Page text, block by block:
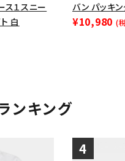
索する
ス１スニー
白
バン パッキ
¥10,980 (
ンキング